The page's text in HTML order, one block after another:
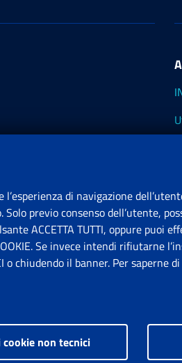
di navigazione
previo consenso dell’utente,
ACCETTA TUTTI, oppure puoi
Se invece intendi rifiutarne
o chiudendo il banner. Per saperne
non tecnici